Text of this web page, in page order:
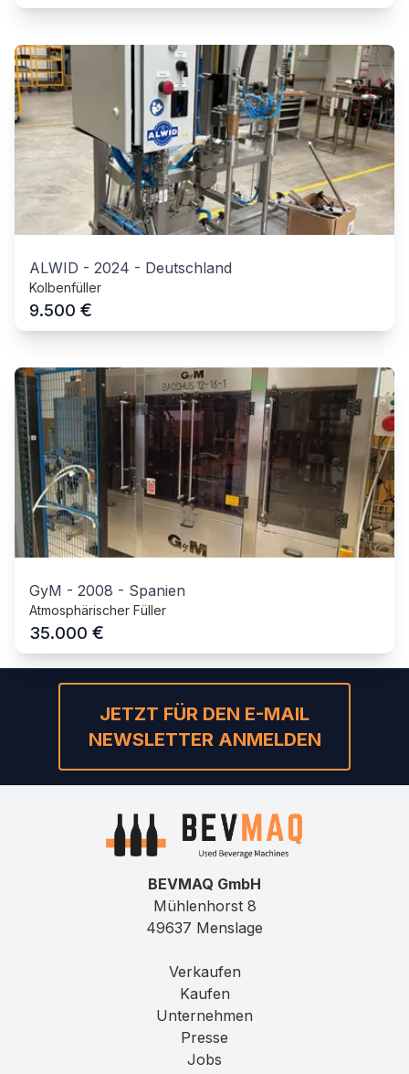
ALWID - 2024 - Deutschland
Kolbenfüller
9.500 €
GyM - 2008 - Spanien
Atmosphärischer Füller
35.000 €
JETZT FÜR DEN E-MAIL
NEWSLETTER ANMELDEN
BEVMAQ GmbH
Mühlenhorst 8
49637 Menslage
Verkaufen
Kaufen
Unternehmen
Presse
Jobs